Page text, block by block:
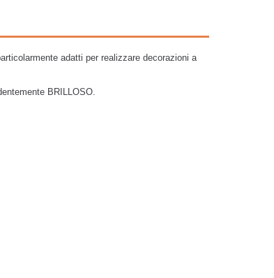
adatti per realizzare decorazioni a
BRILLOSO.